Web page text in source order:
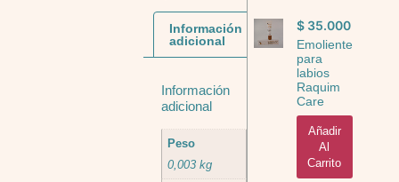
Información
adicional
Información
adicional
Peso
0,003 kg
$35.000
Emoliente
para
labios
Raquim
Care
Añadir
Al
Carrito